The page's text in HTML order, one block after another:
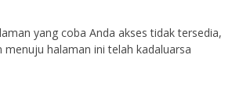
yang coba Anda akses tidak tersedia,
menuju halaman ini telah kadaluarsa